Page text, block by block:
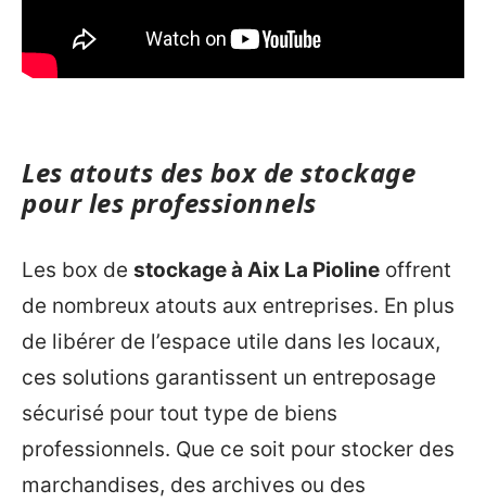
Les atouts des box de stockage
pour les professionnels
Les box de stockage à Aix La Pioline offrent
de nombreux atouts aux entreprises. En plus
de libérer de l’espace utile dans les locaux,
ces solutions garantissent un entreposage
sécurisé pour tout type de biens
professionnels. Que ce soit pour stocker des
marchandises, des archives ou des